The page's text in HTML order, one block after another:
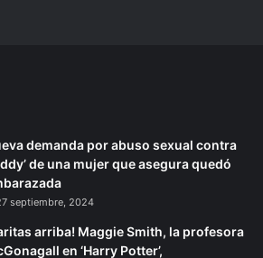
demanda por abuso sexual contra
de una mujer que asegura quedó
septiembre, 2024
arriba! Maggie Smith, la profesora
en ‘Harry Potter’,